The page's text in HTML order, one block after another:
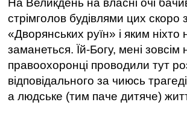
На Великдень на власні очі
стрімголов будівлями цих скоро
«Дворянських руїн» і яким
заманеться. Їй-Богу, мені
правоохоронці проводили тут
відповідального за чиюсь
а людське (тим паче дитяче)